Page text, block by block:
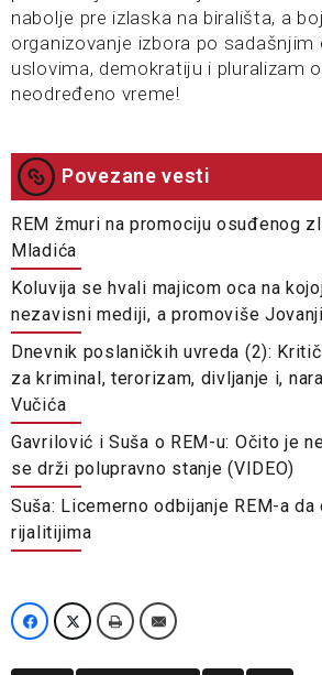
nabolje pre izlaska na birališta, a
organizovanje izbora po
uslovima, demokratiju i pluralizam
neodređeno vreme!
Povezane vesti
REM žmuri na promociju osuđenog
Mladića
Koluvija se hvali majicom oca na
nezavisni mediji, a promoviše
Dnevnik poslaničkih uvreda (2):
za kriminal, terorizam, divljanje i,
Vučića
Gavrilović i Suša o REM-u: Očito je
se drži polupravno stanje (VIDEO)
Suša: Licemerno odbijanje REM-a da
rijalitijima